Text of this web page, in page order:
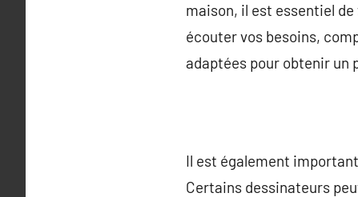
maison, il est essentiel
écouter vos besoins,
adaptées pour obtenir un
Il est également
Certains dessinateurs